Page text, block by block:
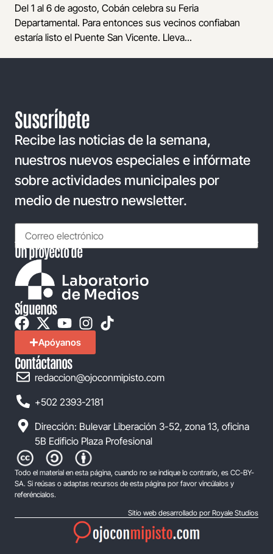
Del 1 al 6 de agosto, Cobán celebra su Feria
Departamental. Para entonces sus vecinos confiaban
estaría listo el Puente San Vicente. Lleva...
Suscríbete
Recibe las noticias de la semana,
nuestros nuevos especiales e infórmate
sobre actividades municipales por
medio de nuestro newsletter.
Un proyecto de
Síguenos
Apóyanos
Contáctanos
redaccion@ojoconmipisto.com
+502 2393-2181
Dirección: Bulevar Liberación 3-52, zona 13, oficina
5B Edificio Plaza Profesional
Todo el material en esta página, cuando no se indique lo contrario, es CC-BY-
SA. Si reúsas o adaptas recursos de esta página por favor vincúlalos y
referéncialos.
Sitio web desarrollado por Royale Studios